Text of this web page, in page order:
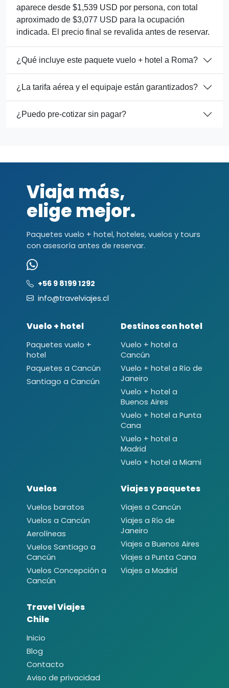
aparece desde $1,539 USD por persona, con total
aproximado de $3,077 USD para la ocupación
indicada. El precio final se revalida antes de reservar.
¿Qué incluye este paquete vuelo + hotel a Roma?
¿La tarifa aérea y el equipaje están garantizados?
¿Puedo pre-cotizar sin pagar?
Viaja más,
elige mejor.
Paquetes vuelo + hotel, hoteles, vuelos y tours
con asesoría antes de reservar.
+56 9 8199 1292
info@travelviajes.cl
Vuelo + hotel
Paquetes vuelo +
hotel
Paquetes a Cancún
Santiago a Cancún
Destinos con hotel
Vuelo + hotel a
Cancún
Vuelo + hotel a Río de
Janeiro
Vuelo + hotel a
Buenos Aires
Vuelo + hotel a Punta
Cana
Vuelo + hotel a
Madrid
Vuelo + hotel a Miami
Vuelos
Vuelos baratos
Vuelos a Cancún
Aerolíneas
Vuelos Santiago a
Cancún
Vuelos Concepción a
Cancún
Viajes y paquetes
Viajes a Cancún
Viajes a Río de
Janeiro
Viajes a Buenos Aires
Viajes a Punta Cana
Viajes a Madrid
Travel Viajes
Chile
Inicio
Blog
Contacto
Aviso de privacidad